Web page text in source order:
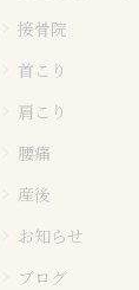
接骨院
首こり
肩こり
腰痛
産後
お知らせ
ブログ